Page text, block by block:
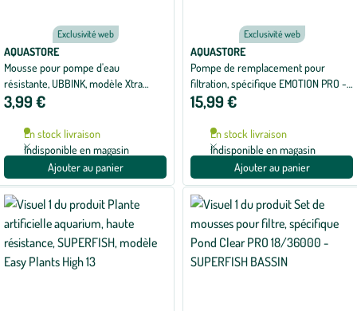
Exclusivité web
AQUASTORE
Mousse pour pompe d'eau
résistante, UBBINK, modèle Xtra
900/1000
3,99 €
En stock livraison
Indisponible en magasin
Ajouter au panier
Exclusivité web
AQUASTORE
Pompe de remplacement pour
filtration, spécifique EMOTION PRO -
CIANO
15,99 €
En stock livraison
Indisponible en magasin
Ajouter au panier